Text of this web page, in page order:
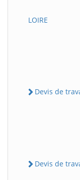
LOIRE
Devis de
Devis de